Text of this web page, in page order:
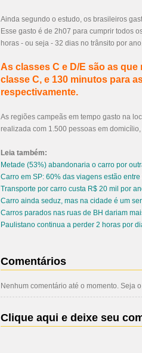
Ainda segundo o estudo, os brasileiros
Esse gasto é de 2h07 para cumprir todos
horas - ou seja - 32 dias no trânsito por
As classes C e D/E são as
classe C, e 130 minutos para
respectivamente.
As regiões campeãs em tempo gasto na
realizada com 1.500 pessoas em
Leia também:
Metade (53%) abandonaria o carro por
Carro em SP: 60% das viagens estão entre
Transporte por carro custa R$ 20 mil por
Carro ainda seduz, mas na cidade é um
Carros parados nas ruas de BH dariam
Paulistano continua a perder 2 horas por
Comentários
Nenhum comentário até o momento. Seja
Clique aqui e deixe seu